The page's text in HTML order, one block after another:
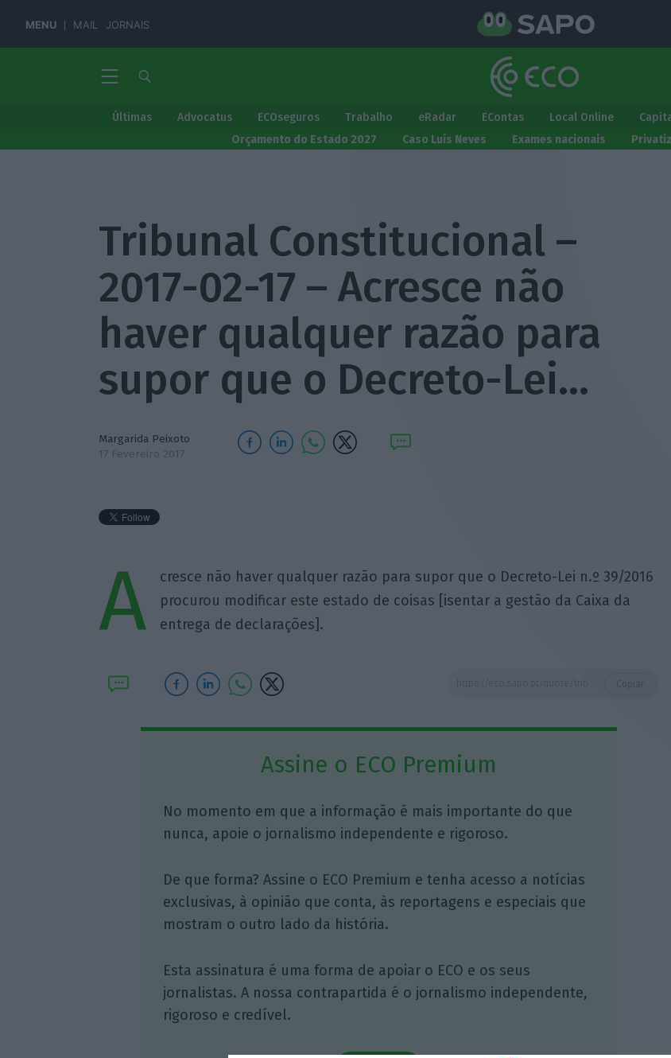
MENU MAIL JORNAIS
Últimas Advocatus ECOseguros Trabalho eRadar EContas Local Online
Orçamento do Estado 2027
Caso Luís Neves Exames nacionais
Tribunal Constitucional –
2017-02-17 – Acresce não
haver qualquer razão para
supor que o Decreto-Lei…
Margarida Peixoto
17 Fevereiro 2017
A
cresce não haver qualquer razão para supor que o Decreto-Lei n.º 39/2016
procurou modificar este estado de coisas [isentar a gestão da Caixa da
entrega de declarações].
Assine o ECO Premium
No momento em que a informação é mais importante do que
nunca, apoie o jornalismo independente e rigoroso.
De que forma? Assine o ECO Premium e tenha acesso a notícias
exclusivas, à opinião que conta, às reportagens e especiais que
mostram o outro lado da história.
Esta assinatura é uma forma de apoiar o ECO e os seus
jornalistas. A nossa contrapartida é o jornalismo independente,
rigoroso e credível.